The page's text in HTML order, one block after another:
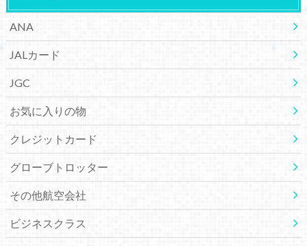
ANA
JALカード
JGC
お気に入りの物
クレジットカード
グローブトロッター
その他航空会社
ビジネスクラス